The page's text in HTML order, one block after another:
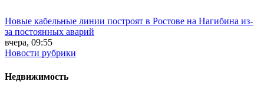
Новые кабельные линии построят в Ростове на Нагибина из-
за постоянных аварий
вчера, 09:55
Новости рубрики
Недвижимость